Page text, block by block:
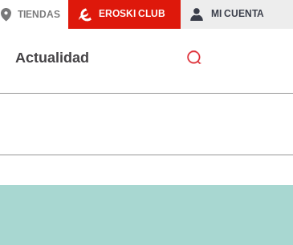
EROSKI CLUB MI CUENTA
TIENDAS
Actualidad